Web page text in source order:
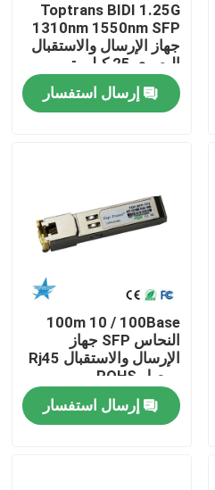
Toptrans BIDI 1.25G
1310nm 1550nm SFP
جهاز الإرسال والاستقبال
البصري 25 كيلومتر
إرسال استفسار
100m 10 / 100Base
النحاس SFP جهاز
الإرسال والاستقبال Rj45
موصل ROHS
إرسال استفسار